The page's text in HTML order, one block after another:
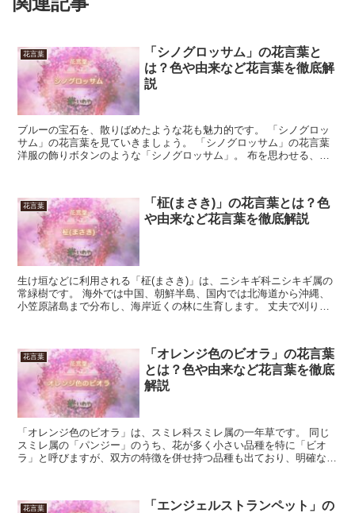
花言葉
「シノグロッサム」の花言葉と
は？色や由来など花言葉を徹底解
説
ブルーの宝石を、散りばめたような花も魅力的です。 「シノグロッ
サム」の花言葉を見ていきましょう。 「シノグロッサム」の花言葉
洋服の飾りボタンのような「シノグロッサム」。 布を思わせる、ソ
花言葉
「柾(まさき)」の花言葉とは？色
や由来など花言葉を徹底解説
生け垣などに利用される「柾(まさき)」は、ニシキギ科ニシキギ属の
常緑樹です。 海外では中国、朝鮮半島、国内では北海道から沖縄、
小笠原諸島まで分布し、海岸近くの林に生育します。 丈夫で刈り込
花言葉
「オレンジ色のビオラ」の花言葉
とは？色や由来など花言葉を徹底
解説
「オレンジ色のビオラ」は、スミレ科スミレ属の一年草です。 同じ
スミレ属の「パンジー」のうち、花が多く小さい品種を特に「ビオ
ラ」と呼びますが、双方の特徴を併せ持つ品種も出ており、明確な分
花言葉
「エンジェルストランペット」の